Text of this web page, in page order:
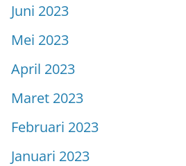
Juni 2023
Mei 2023
April 2023
Maret 2023
Februari 2023
Januari 2023